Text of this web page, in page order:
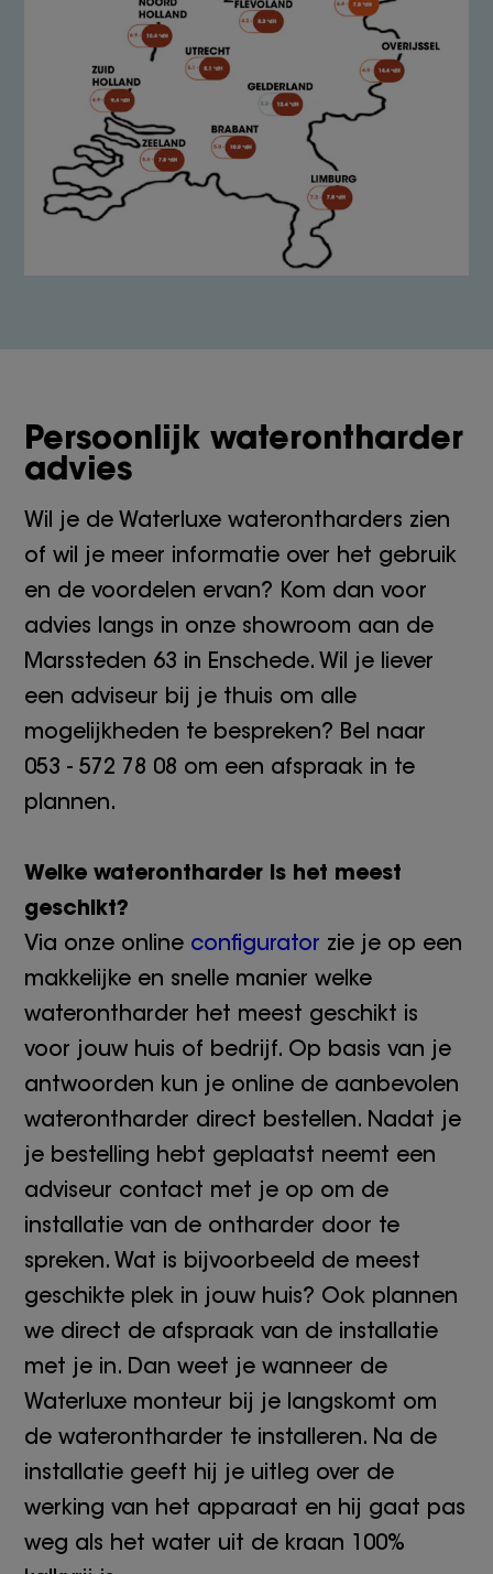
Persoonlijk waterontharder
advies
Wil je de Waterluxe waterontharders zien
of wil je meer informatie over het gebruik
en de voordelen ervan? Kom dan voor
advies langs in onze showroom aan de
Marssteden 63 in Enschede. Wil je liever
een adviseur bij je thuis om alle
mogelijkheden te bespreken? Bel naar
053 - 572 78 08 om een afspraak in te
plannen.
Welke waterontharder is het meest
geschikt?
Via onze online configurator zie je op een
makkelijke en snelle manier welke
waterontharder het meest geschikt is
voor jouw huis of bedrijf. Op basis van je
antwoorden kun je online de aanbevolen
waterontharder direct bestellen. Nadat je
je bestelling hebt geplaatst neemt een
adviseur contact met je op om de
installatie van de ontharder door te
spreken. Wat is bijvoorbeeld de meest
geschikte plek in jouw huis? Ook plannen
we direct de afspraak van de installatie
met je in. Dan weet je wanneer de
Waterluxe monteur bij je langskomt om
de waterontharder te installeren. Na de
installatie geeft hij je uitleg over de
werking van het apparaat en hij gaat pas
weg als het water uit de kraan 100%